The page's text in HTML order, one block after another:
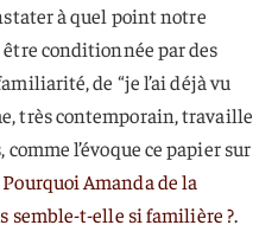
à quel point notre
conditionnée par des
de “je l’ai déjà vu
très contemporain, travaille
l’évoque ce papier sur
Pourquoi Amanda de la
semble-t-elle si familière ?.